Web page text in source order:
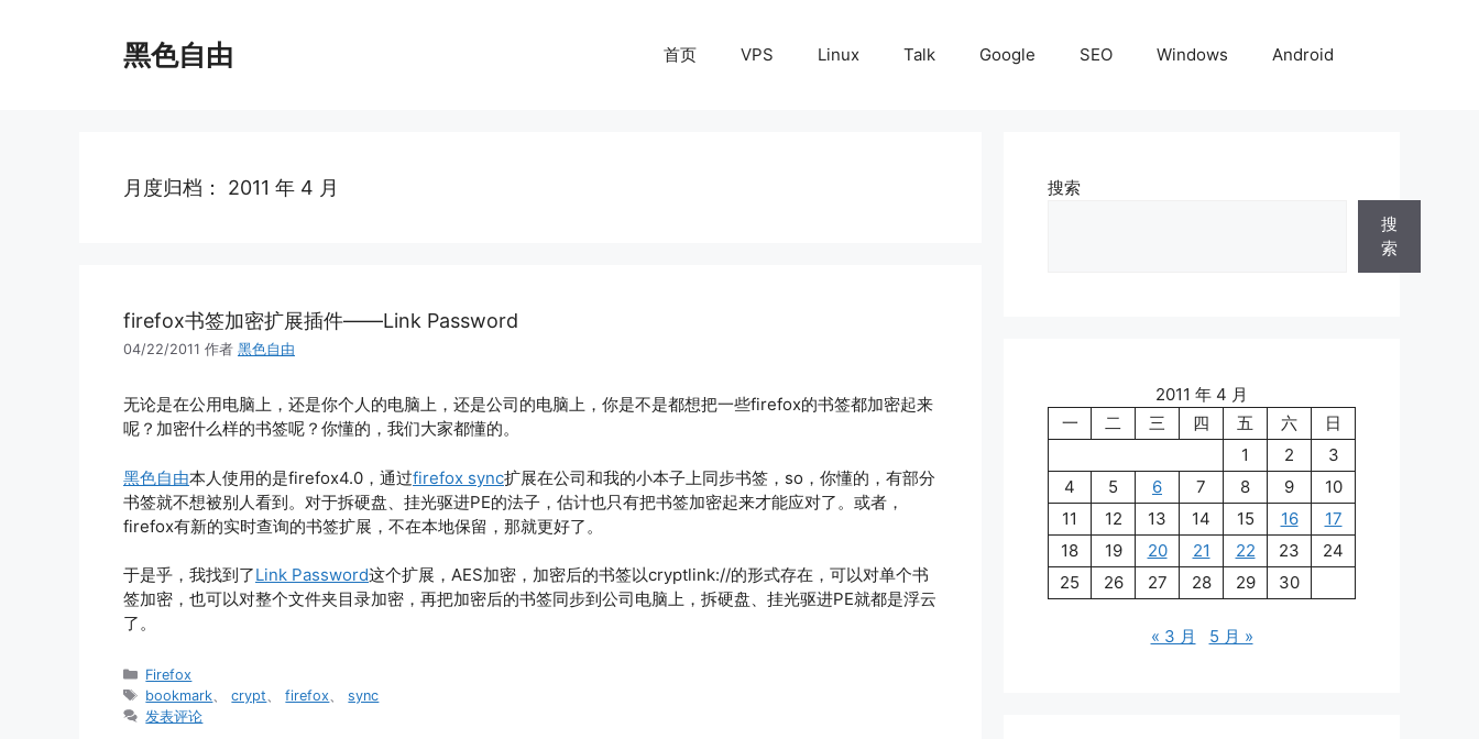
黑色自由 首页 VPS Linux Talk Google SEO Windows Android
月度归档： 2011 年 4 月
firefox书签加密扩展插件——Link Password
04/22/2011 作者 黑色自由
无论是在公用电脑上，还是你个人的电脑上，还是公司的电脑上，你是不是都想把一些firefox的书签都加密起来
呢？加密什么样的书签呢？你懂的，我们大家都懂的。
黑色自由本人使用的是firefox4.0，通过firefox sync扩展在公司和我的小本子上同步书签，so，你懂的，有部分
书签就不想被别人看到。对于拆硬盘、挂光驱进PE的法子，估计也只有把书签加密起来才能应对了。或者，
firefox有新的实时查询的书签扩展，不在本地保留，那就更好了。
于是乎，我找到了Link Password这个扩展，AES加密，加密后的书签以cryptlink://的形式存在，可以对单个书
签加密，也可以对整个文件夹目录加密，再把加密后的书签同步到公司电脑上，拆硬盘、挂光驱进PE就都是浮云
了。
分
类
Firefox
标
签
bookmark 、crypt 、firefox 、sync
发表评论
搜索
搜
索
2011 年 4 月
一
二 三 四 五 六
日
1
2
3
4
5 6 7 8 9
10
11
12 13 14 15 16
17
18
19 20 21 22 23
24
25
26 27 28 29 30
« 3 月 5 月 »